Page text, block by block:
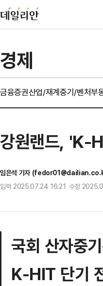
경제
금융증권산업/재계중기/벤처부
강원랜드, 'K-
임은석 기자
입력 2025.07.24 16:21 수정
국회 산자중
K-HIT 단기